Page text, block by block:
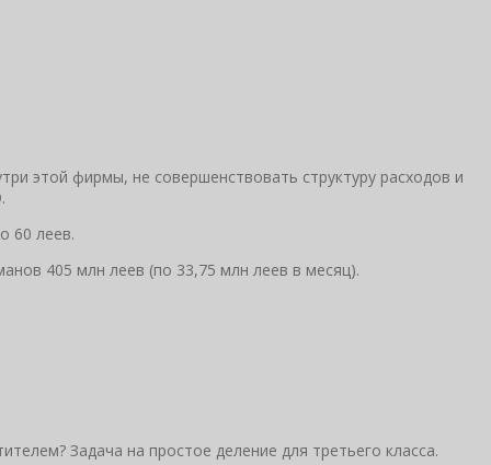
этой фирмы, не совершенствовать структуру расходов и
60 леев.
405 млн леев (по 33,75 млн леев в месяц).
Задача на простое деление для третьего класса.